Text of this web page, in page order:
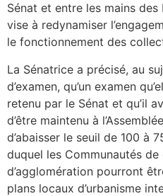
Sénat et entre les mains
vise à redynamiser
le fonctionnement des
La Sénatrice a précisé, au
d’examen, qu’un examen
retenu par le Sénat et qu’il
d’être maintenu à
d’abaisser le seuil de 100 à
duquel les Communautés de
d’agglomération pourront
plans locaux d’urbanisme